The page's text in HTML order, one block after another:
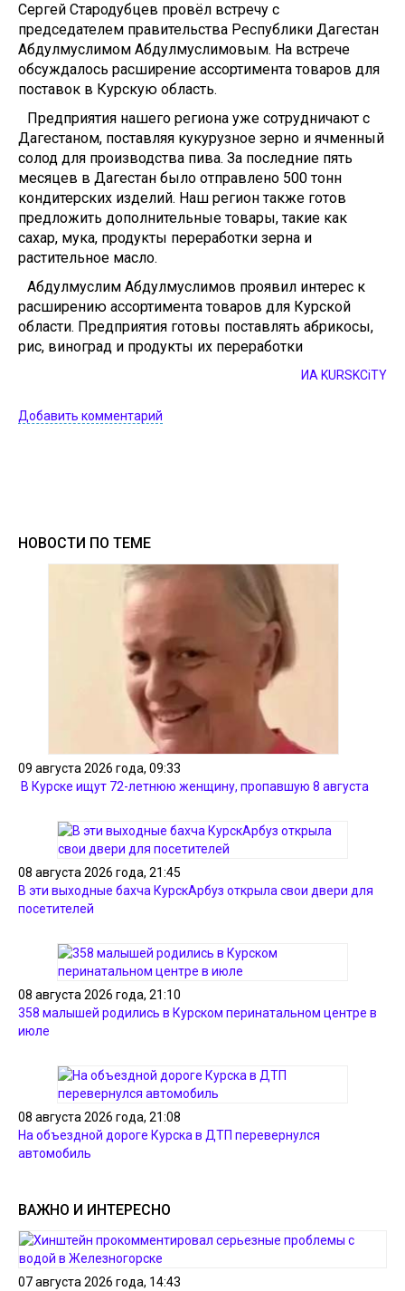
Сергей Стародубцев провёл встречу с
председателем правительства Республики Дагестан
Абдулмуслимом Абдулмуслимовым. На встрече
обсуждалось расширение ассортимента товаров для
поставок в Курскую область.
Предприятия нашего региона уже сотрудничают с
Дагестаном, поставляя кукурузное зерно и ячменный
солод для производства пива. За последние пять
месяцев в Дагестан было отправлено 500 тонн
кондитерских изделий. Наш регион также готов
предложить дополнительные товары, такие как
сахар, мука, продукты переработки зерна и
растительное масло.
Абдулмуслим Абдулмуслимов проявил интерес к
расширению ассортимента товаров для Курской
области. Предприятия готовы поставлять абрикосы,
рис, виноград и продукты их переработки
ИА KURSKCiTY
Добавить комментарий
НОВОСТИ ПО ТЕМЕ
09 августа 2026 года, 09:33
В Курске ищут 72-летнюю женщину, пропавшую 8 августа
08 августа 2026 года, 21:45
В эти выходные бахча КурскАрбуз открыла свои двери для
посетителей
08 августа 2026 года, 21:10
358 малышей родились в Курском перинатальном центре в
июле
08 августа 2026 года, 21:08
На объездной дороге Курска в ДТП перевернулся
автомобиль
ВАЖНО И ИНТЕРЕСНО
07 августа 2026 года, 14:43